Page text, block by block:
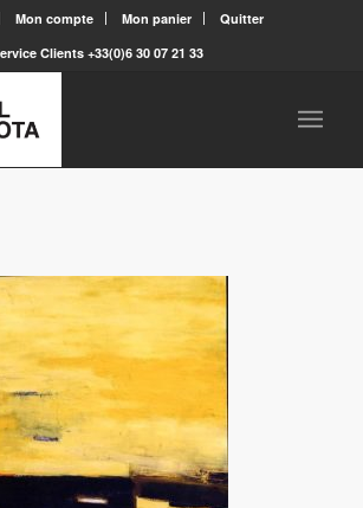
Mon compte Mon panier
Quitter
Clients +33(0)6 30 07 21 33